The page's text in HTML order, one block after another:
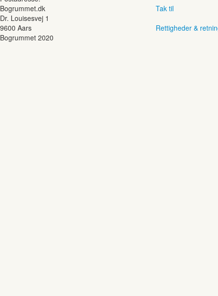
Bogrummet.dk
Dr. Louisesvej 1
9600 Aars
Tak til
Rettigheder &
Bogrummet 2020